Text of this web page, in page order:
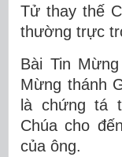
Tử thay thế
thường trực
Bài Tin
Mừng thánh
là chứng tá
Chúa cho
của ông.